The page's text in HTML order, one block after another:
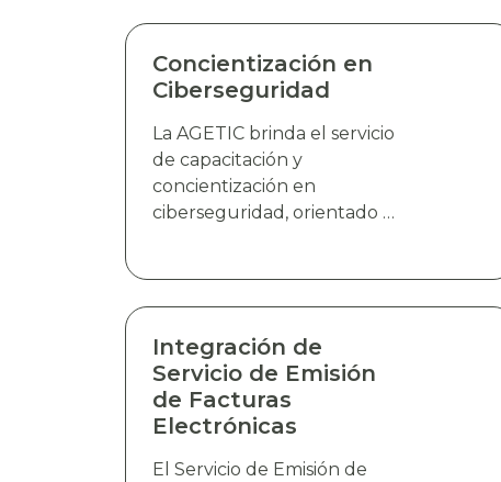
Concientización en
Ciberseguridad
La AGETIC brinda el servicio
de capacitación y
concientización en
ciberseguridad, orientado a
relacionadas con la
prevención de riesgos,
buenas prácticas de
identificación y respuesta a
mediante charlas dinámicas
Integración de
Servicio de Emisión
de Facturas
Electrónicas
El Servicio de Emisión de